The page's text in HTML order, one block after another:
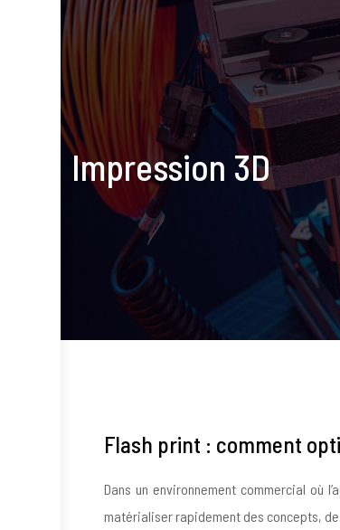
Impression 3D
Flash print : comment
Dans un environnement commercial où
matérialiser rapidement des concepts,